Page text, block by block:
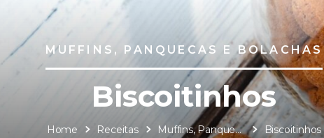
MUFFINS, PANQUECAS E BOLACHAS
Biscoitinhos
Home Receitas Muffins, Panquecas e Bolachas Biscoitinhos